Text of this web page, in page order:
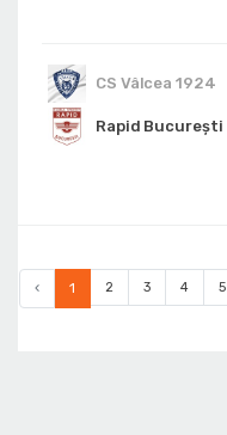
CS Vâlcea 1924
Rapid București
‹ 1 2 3 4 5